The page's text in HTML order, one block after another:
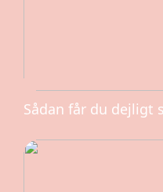
Sådan får du dejligt